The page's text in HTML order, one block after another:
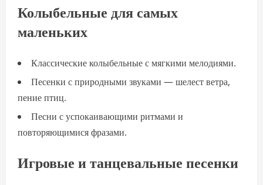
Колыбельные для самых
маленьких
Классические колыбельные с мягкими мелодиями.
Песенки с природными звуками — шелест ветра,
пение птиц.
Песни с успокаивающими ритмами и
повторяющимися фразами.
Игровые и танцевальные песенки